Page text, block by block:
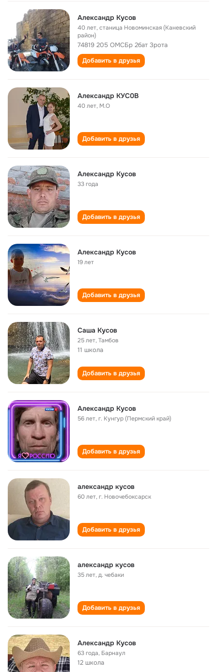
Александр Кусов
40 лет,станица Новоминская (Каневский
район)
74819 205 ОМСБр 2бат 3рота
Добавить в друзья
Александр КУС0В
40 лет, М.О
Добавить в друзья
Александр Кусов
33 года
Добавить в друзья
Александр Кусов
19 лет
Добавить в друзья
Саша Кусов
25 лет,Тамбов
11 школа
Добавить в друзья
Александр Кусов
56 лет,г. Кунгур (Пермский край)
Добавить в друзья
александр кусов
60 лет,г. Новочебоксарск
Добавить в друзья
александр кусов
35 лет,д. чебаки
Добавить в друзья
Александр Кусов
63 года, Барнаул
12 школа